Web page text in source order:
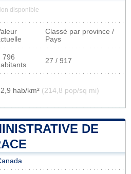
disponible
Classé par province /
Pays
796
27 / 917
hab/km² (214,8 pop/sq mi)
DE